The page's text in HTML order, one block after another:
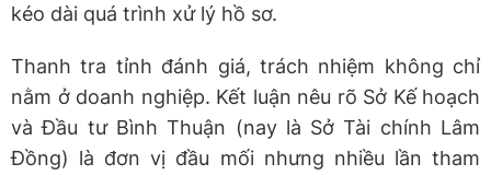
kéo dài quá trình xử lý hồ sơ.
Thanh tra tỉnh đánh giá, trách nhiệm không chỉ
nằm ở doanh nghiệp. Kết luận nêu rõ Sở Kế hoạch
và Đầu tư Bình Thuận (nay là Sở Tài chính Lâm
Đồng) là đơn vị đầu mối nhưng nhiều lần tham